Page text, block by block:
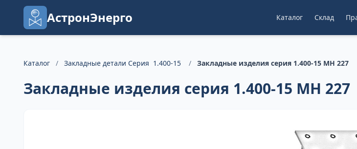
АстронЭнерго Каталог Склад
Каталог / Закладные детали Серия 1.400-15 / Закладные изделия серия 1.400-15 МН 227
Закладные изделия серия 1.400-15 МН 227